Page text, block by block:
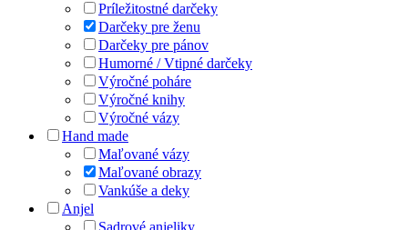
Príležitostné darčeky
Darčeky pre ženu
Darčeky pre pánov
Humorné / Vtipné darčeky
Výročné poháre
Výročné knihy
Výročné vázy
Hand made
Maľované vázy
Maľované obrazy
Vankúše a deky
Anjel